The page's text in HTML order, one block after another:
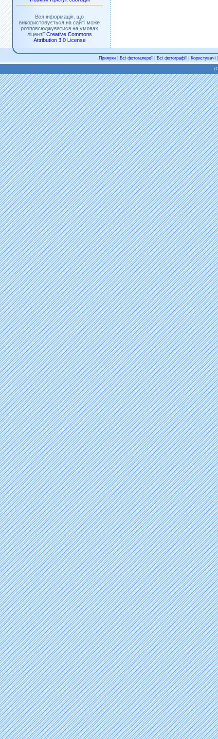
Вся інформація, що
використовується на сайті може
розповсюджуватися на умовах
ліцензії Creative Commons
Attribution 3.0 License
Прилуки| Всі фотогалереї| Всі фотографії| Користувачі